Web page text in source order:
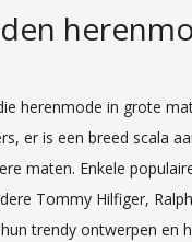
herenmode in grote
er is een breed scala
maten. Enkele
Tommy Hilfiger,
trendy ontwerpen en